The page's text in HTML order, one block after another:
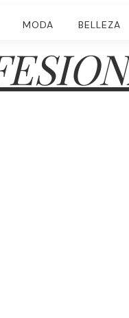
MODA BELLEZA